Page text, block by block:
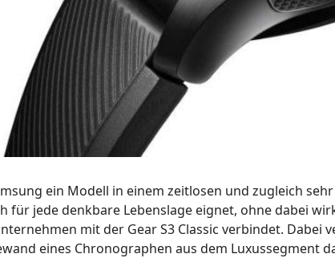
ein Modell in einem zeitlosen und zugleich
für jede denkbare Lebenslage eignet, ohne dabei
mit der Gear S3 Classic verbindet.
eines Chronographen aus dem Luxussegment